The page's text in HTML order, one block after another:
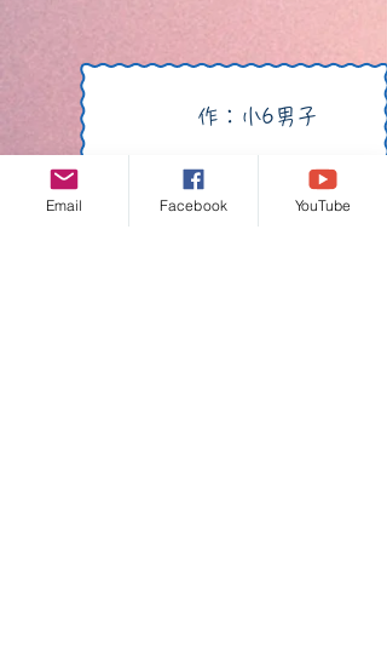
作：小6男子
​ホテルマンション
Email Facebook YouTube